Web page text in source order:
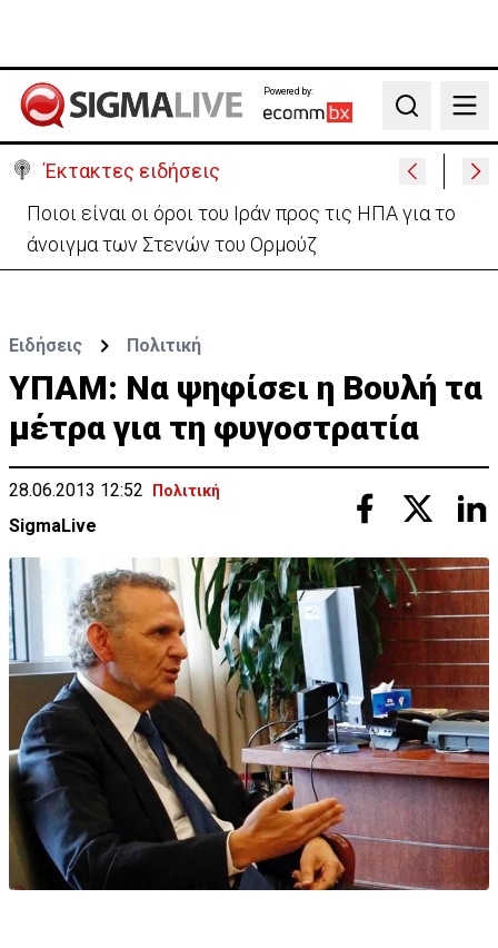
Powered by:
Search
Έκτακτες ειδήσεις
Υψηλές οι θερμοκρασίες με αυξημένη υγρασία
-«Στα παράλια είναι δύσκολα»
Ειδήσεις Πολιτική
ΥΠΑΜ: Να ψηφίσει η Βουλή τα
μέτρα για τη φυγοστρατία
28.06.2013 12:52 Πολιτική
SigmaLive